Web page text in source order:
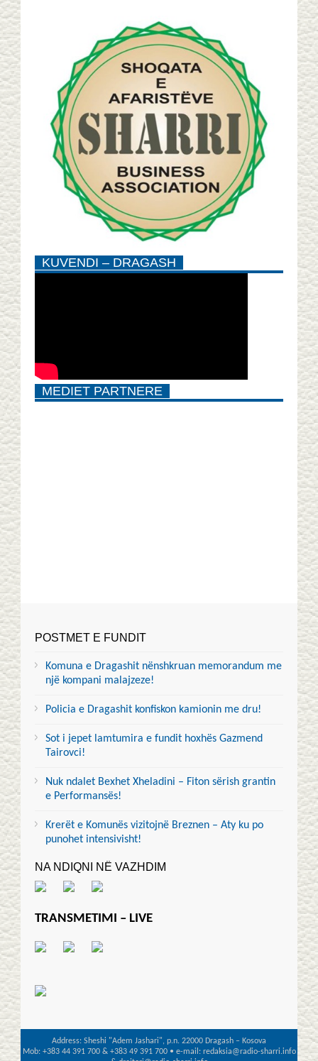
KUVENDI – DRAGASH
MEDIET PARTNERE
POSTMET E FUNDIT
Komuna e Dragashit nënshkruan memorandum me
një kompani malajzeze!
Policia e Dragashit konfiskon kamionin me dru!
Sot i jepet lamtumira e fundit hoxhës Gazmend
Tairovci!
Nuk ndalet Bexhet Xheladini – Fiton sërish grantin
e Performansës!
Krerët e Komunës vizitojnë Breznen – Aty ku po
punohet intensivisht!
NA NDIQNI NË VAZHDIM
TRANSMETIMI – LIVE
Address: Sheshi "Adem Jashari", p.n. 22000 Dragash – Kosova
Mob: +383 44 391 700 & +383 49 391 700 • e-mail: redaksia@radio-sharri.info